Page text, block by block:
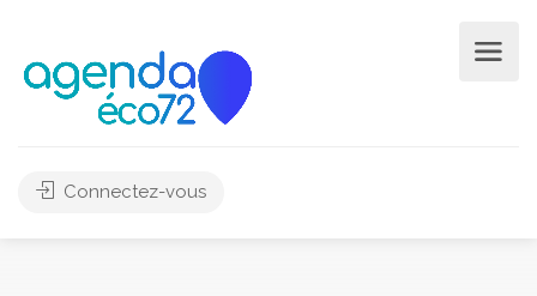
Connectez-vous